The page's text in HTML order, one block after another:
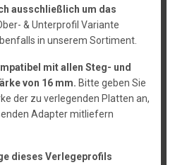
ausschließlich um das
& Unterprofil Variante
in unserem Sortiment.
mit allen Steg- und
von 16 mm. Bitte geben Sie
der zu verlegenden Platten an,
Adapter mitliefern
dieses Verlegeprofils